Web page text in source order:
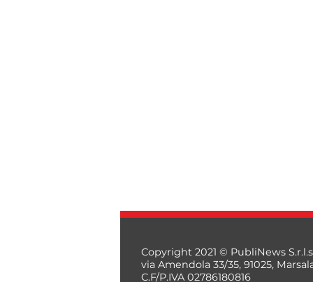
Copyright 2021 © PubliNews
via Amendola 33/35, 91025,
C.F/P.IVA 02786180816